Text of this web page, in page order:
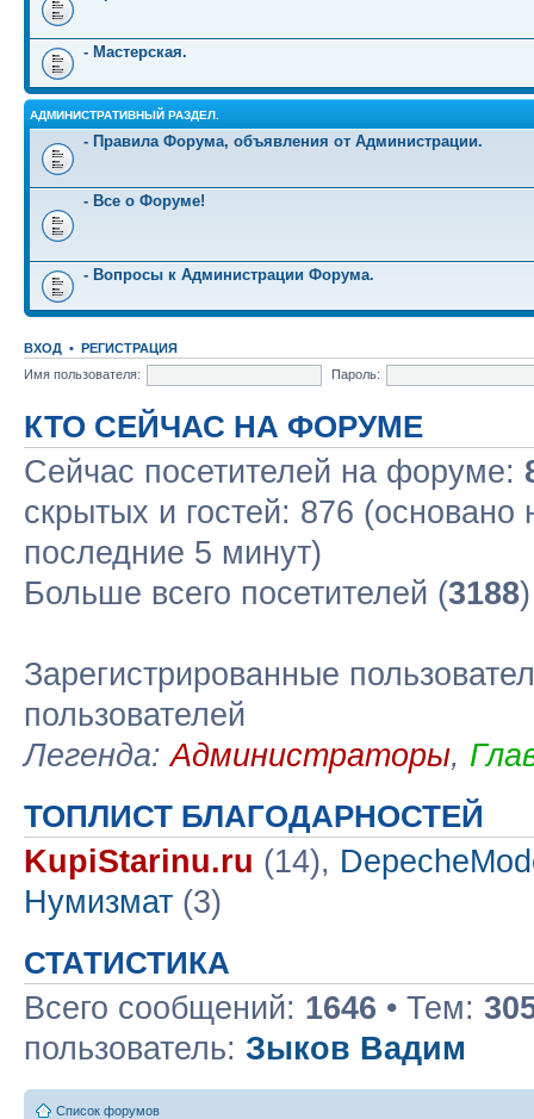
- Мастерская.
АДМИНИСТРАТИВНЫЙ РАЗДЕЛ.
- Правила Форума, объявления от Администрации.
- Все о Форуме!
- Вопросы к Администрации Форума.
ВХОД • РЕГИСТРАЦИЯ
Имя пользователя:
Пароль:
КТО СЕЙЧАС НА ФОРУМЕ
Сейчас посетителей на форуме:
скрытых и гостей: 876 (основано
последние 5 минут)
Больше всего посетителей (3188
Зарегистрированные
пользователей
Легенда:Администраторы,
ТОПЛИСТ БЛАГОДАРНОСТЕЙ
KupiStarinu.ru (14),
Нумизмат (3)
СТАТИСТИКА
Всего сообщений: 1646 • Тем:
пользователь: Зыков Вадим
Список форумов